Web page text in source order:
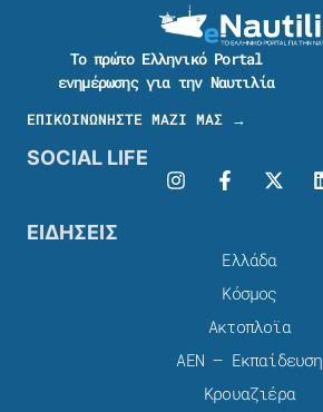
Το πρώτο Ελληνικό Portal
ενημέρωσης για την Ναυτιλία
ΕΠΙΚΟΙΝΩΝΗΣΤΕ ΜΑΖΙ ΜΑΣ →
SOCIAL LIFE
ΕΙΔΗΣΕΙΣ
Ελλάδα
Κόσμος
Ακτοπλοϊα
ΑΕΝ – Εκπαίδευση
Κρουαζιέρα